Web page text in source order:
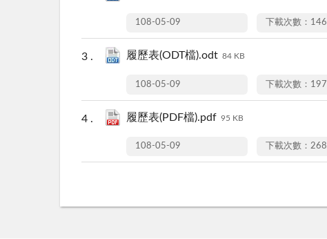
108-05-09 下載次數：146
履歷表(ODT檔).odt 84 KB
108-05-09 下載次數：197
履歷表(PDF檔).pdf 95 KB
108-05-09 下載次數：268